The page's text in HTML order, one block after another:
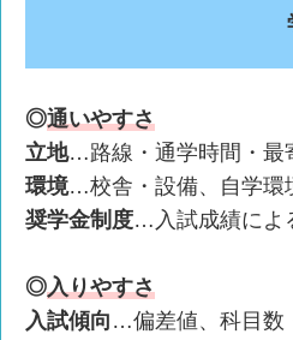
◎通いやすさ
立地…路線・通学時間・最
環境…校舎・設備、自学環
奨学金制度…入試成績によ
◎入りやすさ
入試傾向 …偏差値、科目数